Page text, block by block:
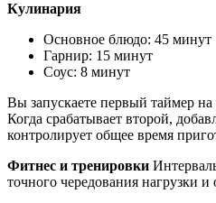
Кулинария
Основное блюдо: 45 минут
Гарнир: 15 минут
Соус: 8 минут
Вы запускаете первый таймер
Когда срабатывает второй,
контролирует общее время
Фитнес и тренировки
точного чередования нагрузки и